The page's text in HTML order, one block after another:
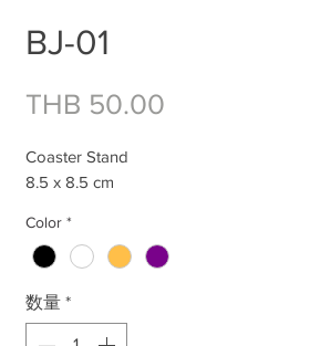
BJ-01
THB 50.00価格
Coaster Stand
8.5 x 8.5 cm
Color *
数量 *